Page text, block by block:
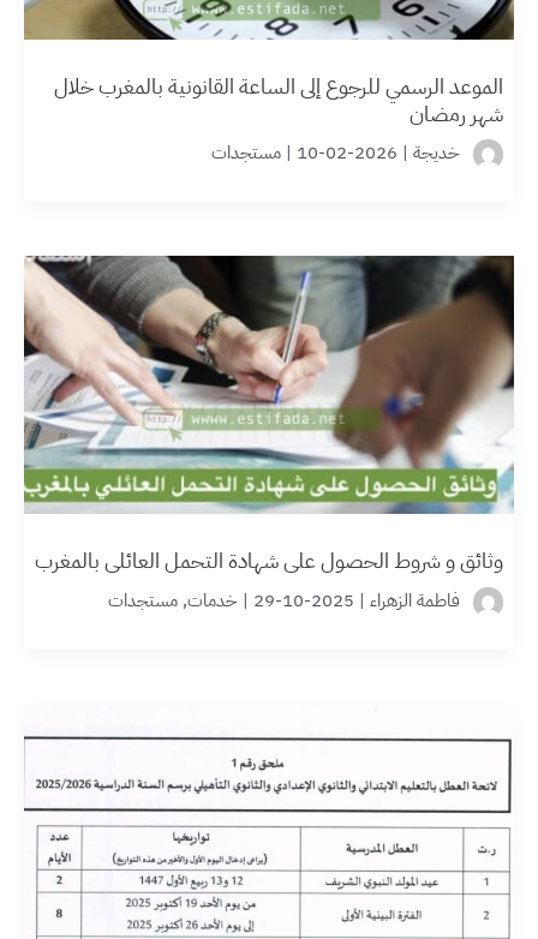
الموعد الرسمي للرجوع إلى الساعة القانونية بالمغرب خلال
شهر رمضان
خديجة |
2026-02-10
|مستجدات
وثائق و شروط الحصول على شهادة التحمل العائلي بالمغرب
فاطمة الزهراء |
2025-10-29
|خدمات,مستجدات